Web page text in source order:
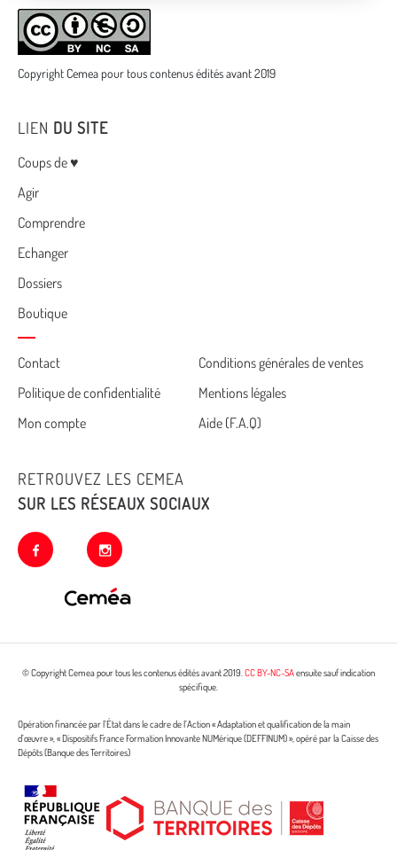
Copyright Cemea pour tous contenus édités avant 2019
LIEN DU SITE
Menu
Coups de ♥
Agir
Comprendre
Echanger
Dossiers
Boutique
Cemea
footer
Contact
Conditions générales de ventes
Politique de confidentialité
Mentions légales
Mon compte
Aide (F.A.Q)
RETROUVEZ LES CEMEA
SUR LES RÉSEAUX SOCIAUX
facebook instagram
© Copyright Cemea pour tous les contenus édités avant 2019.CC BY-NC-SAensuite sauf indication
spécifique.
Opération financée par l’État dans le cadre de l’Action « Adaptation et qualification de la main
d’œuvre », « Dispositifs France Formation Innovante NUMérique (DEFFINUM) », opéré par la Caisse des
Dépôts (Banque des Territoires)